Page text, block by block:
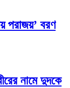
পরাজয়’ বরণ
নামে দুদকে